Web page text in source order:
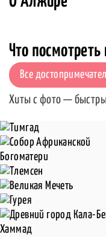
Что
Все
Хиты с фото —